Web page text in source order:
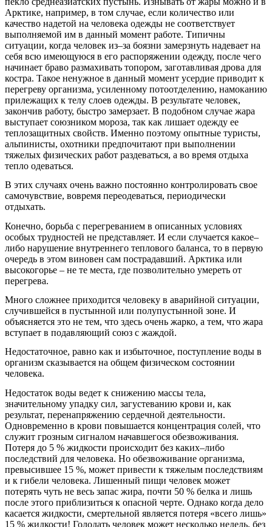
Арктике, например, в том случае, если количество или
качество надетой на человека одежды не соответствует
выполняемой им в данный момент работе. Типичны
ситуации, когда человек из–за боязни замерзнуть надевает на
себя всю имеющуюся в его распоряжении одежду, после чего
начинает браво размахивать топором, заготавливая дрова для
костра. Такое ненужное в данный момент усердие приводит к
перегреву организма, усиленному потоотделению, намоканию
прилежащих к телу слоев одежды. В результате человек,
закончив работу, быстро замерзает. В подобном случае жара
выступает союзником мороза, так как лишает одежду ее
теплозащитных свойств. Именно поэтому опытные туристы,
альпинисты, охотники предпочитают при выполнении
тяжелых физических работ раздеваться, а во время отдыха
тепло одеваться.
В этих случаях очень важно постоянно контролировать свое
самочувствие, вовремя переодеваться, периодически
отдыхать.
Конечно, борьба с перегреванием в описанных условиях
особых трудностей не представляет. И если случается какое–
либо нарушение внутреннего теплового баланса, то в первую
очередь в этом виновен сам пострадавший. Арктика или
высокогорье – не те места, где позволительно умереть от
перегрева.
Много сложнее приходится человеку в аварийной ситуации,
случившейся в пустынной или полупустынной зоне. И
объясняется это не тем, что здесь очень жарко, а тем, что жара
вступает в подавляющий союз с жаждой.
Недостаточное, равно как и избыточное, поступление воды в
организм сказывается на общем физическом состоянии
человека.
Недостаток воды ведет к снижению массы тела,
значительному упадку сил, загустеванию крови и, как
результат, перенапряжению сердечной деятельности.
Одновременно в крови повышается концентрация солей, что
служит грозным сигналом начавшегося обезвоживания.
Потеря до 5 % жидкости происходит без каких–либо
последствий для человека. Но обезвоживание организма,
превысившее 15 %, может привести к тяжелым последствиям
и к гибели человека. Лишенный пищи человек может
потерять чуть не весь запас жира, почти 50 % белка и лишь
после этого приблизиться к опасной черте. Однако когда дело
касается жидкости, смертельной является потеря «всего лишь»
15 % жидкости! Голодать человек может несколько недель, без